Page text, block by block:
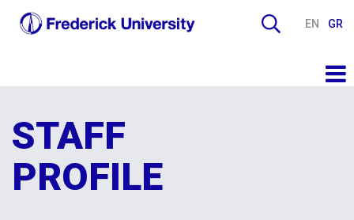
EN GR
STAFF
PROFILE